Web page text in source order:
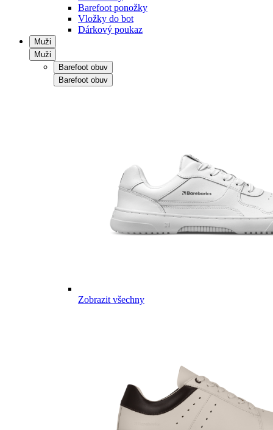
Barefoot ponožky
Vložky do bot
Dárkový poukaz
Muži
Muži
Barefoot obuv
Barefoot obuv
Zobrazit všechny